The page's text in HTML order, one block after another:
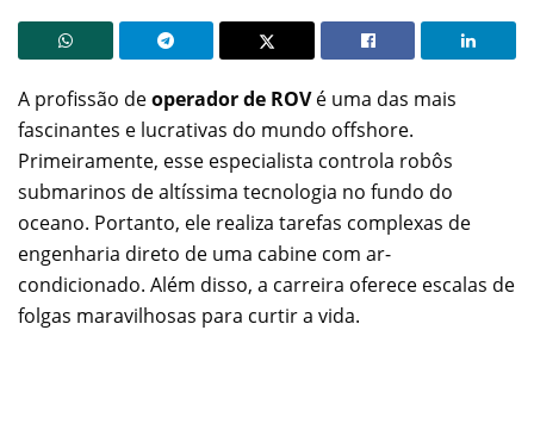
A profissão deoperador de ROVé uma das mais
fascinantes e lucrativas do mundo offshore.
Primeiramente, esse especialista controla robôs
submarinos de altíssima tecnologia no fundo do
oceano. Portanto, ele realiza tarefas complexas de
engenharia direto de uma cabine com ar-
condicionado. Além disso, a carreira oferece escalas de
folgas maravilhosas para curtir a vida.